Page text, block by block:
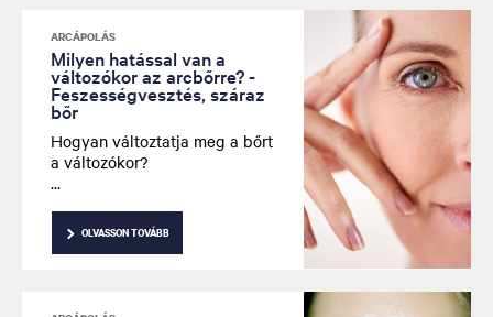
ARCÁPOLÁS
Milyen hatással van a
változókor az arcbőrre? -
Feszességvesztés, száraz
bőr
Hogyan változtatja meg a bőrt
a változókor?
OLVASSON TOVÁBB